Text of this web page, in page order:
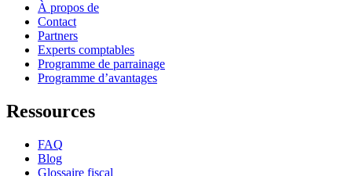
À propos de
Contact
Partners
Experts comptables
Programme de parrainage
Programme d’avantages
Ressources
FAQ
Blog
Glossaire fiscal